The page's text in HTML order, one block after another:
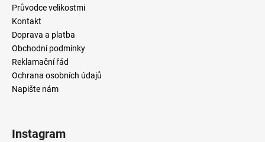
Průvodce velikostmi
Kontakt
Doprava a platba
Obchodní podmínky
Reklamační řád
Ochrana osobních údajů
Napište nám
Instagram